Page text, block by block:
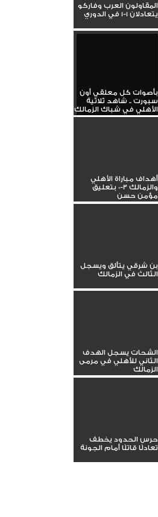
المقاولون العرب وفاركو
يتعادلان 1-1 في الدوري
بأصوات كل معلقي أون
سبورت .. شاهد ثلاثية
الأهلي في شباك الزمالك
أهداف مباراة الأهلي
والزمالك 3-0 بتعليق
مؤمن حسن
بن شرقي يتألق ويسجل
الثالث في الزمالك
الشحات يسجل الهدف
الثاني للأهلي في مرمى
الزمالك
حرس الحدود يخطف
تعادلًا قاتلًا أمام الجونة